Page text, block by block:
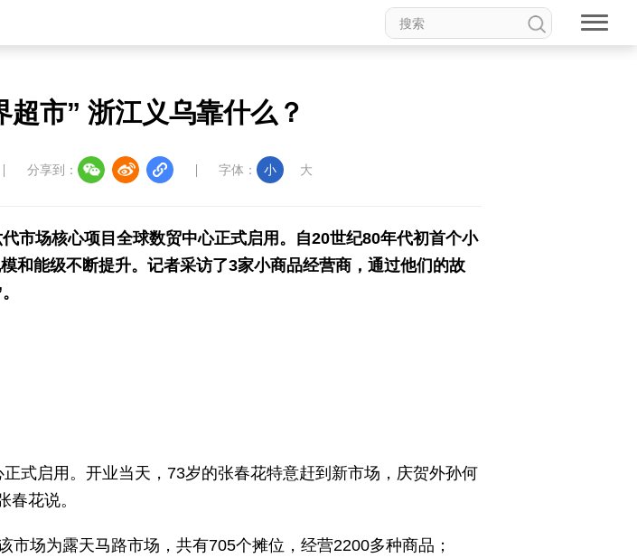
超市” 浙江义乌靠什么？
分享到： 字体： 小 大
场核心项目全球数贸中心正式启用。自20世纪80年代初首个小
和能级不断提升。记者采访了3家小商品经营商，通过他们的故
式启用。开业当天，73岁的张春花特意赶到新市场，庆贺外孙何
春花说。
场为露天马路市场，共有705个摊位，经营2200多种商品；